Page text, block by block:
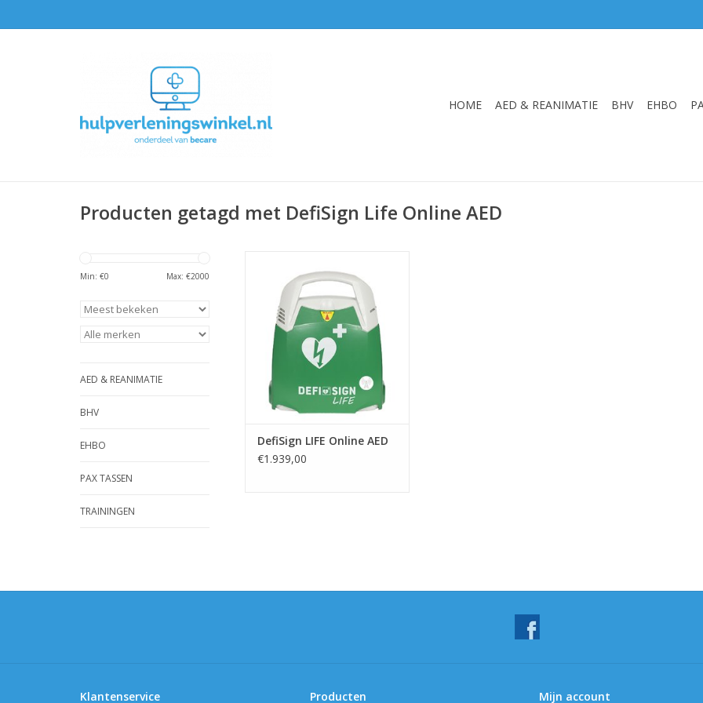
HOME AED & REANIMATIE BHV EHBO
Producten getagd met DefiSign Life Online AED
Min: €0 Max: €2000
AED & REANIMATIE
BHV
EHBO
PAX TASSEN
TRAININGEN
TOEVOEGEN AAN WINKELWAGEN
DefiSign LIFE Online AED
€1.939,00
Klantenservice Producten Mijn account